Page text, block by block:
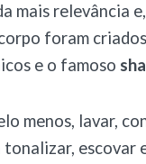
mais relevância
foram
e o famoso
menos, lavar,
escovar